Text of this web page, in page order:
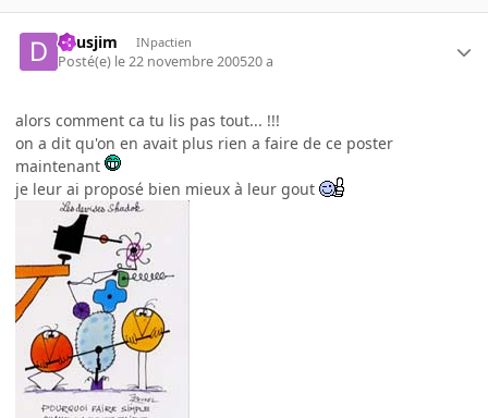
deusjim INpactien
Posté(e) le 22 novembre 200520 a
alors comment ca tu lis pas tout... !!!
on a dit qu'on en avait plus rien a faire de ce poster
maintenant
je leur ai proposé bien mieux à leur gout